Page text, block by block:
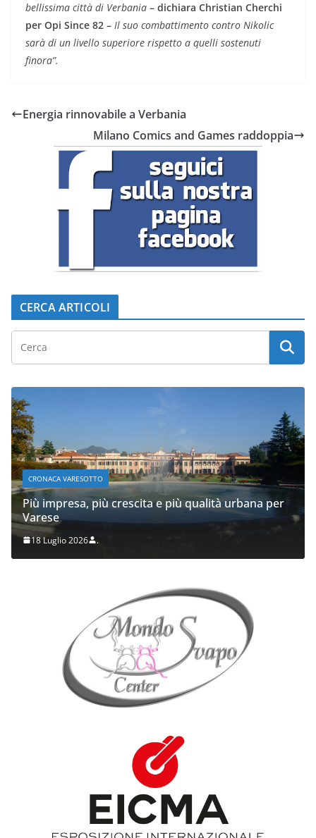
bellissima città di Verbania – dichiara Christian Cherchi
per Opi Since 82 – Il suo combattimento contro Nikolic
sarà di un livello superiore rispetto a quelli sostenuti
finora”.
Energia rinnovabile a Verbania
Milano Comics and Games raddoppia
CERCA ARTICOLI
CRONACA VARESOTTO
Più impresa, più crescita e più qualità urbana per
Varese
18 Luglio 2026 .